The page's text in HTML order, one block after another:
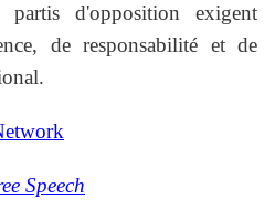
d'opposition exigent
de responsabilité et de
Speech